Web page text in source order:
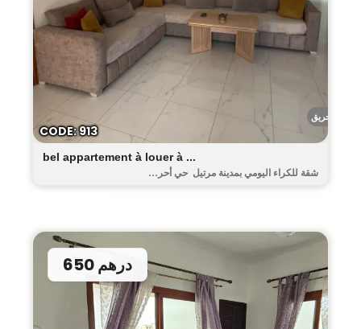
أحريق
bel appartement à louer à ...
شقة للكراء اليومي بمدينة مرتيل حي أحر...
CODE: 913
650 درهم